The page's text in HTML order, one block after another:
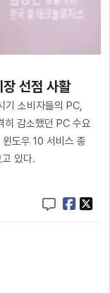
선점 사활
기 소비자들의 PC,
히 감소했던 PC 수요
도우 10 서비스 종
있다.